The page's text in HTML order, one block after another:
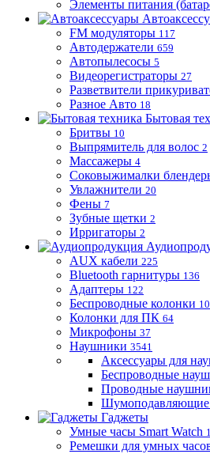
Элементы питания
FM модуляторы 117
Автодержатели 659
Автопылесосы 5
Видеорегистраторы 27
Разветвители
Разное Авто 18
Бытовая
Бритвы 10
Выпрямитель для волос 2
Массажеры 4
Соковыжималки
Увлажнители 20
Фены 7
Зубные щетки 2
Ирригаторы 2
AUX кабели 225
Bluetooth гарнитуры 136
Адаптеры 122
Беспроводные колонки
Колонки для ПК 64
Микрофоны 37
Наушники 3541
Аксессуары для
Беспроводные
Проводные
Гаджеты
Умные часы Smart Watch
Ремешки для умных